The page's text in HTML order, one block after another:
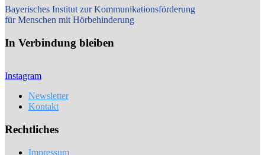
Bayerisches Institut zur Kommunikationsförderung
für Menschen mit Hörbehinderung
In Verbindung bleiben
Instagram
Newsletter
Kontakt
Rechtliches
Impressum